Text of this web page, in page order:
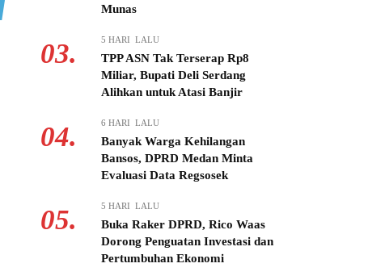
Munas
03. 5 HARI LALU
TPP ASN Tak Terserap Rp8
Miliar, Bupati Deli Serdang
Alihkan untuk Atasi Banjir
04. 6 HARI LALU
Banyak Warga Kehilangan
Bansos, DPRD Medan Minta
Evaluasi Data Regsosek
05. 5 HARI LALU
Buka Raker DPRD, Rico Waas
Dorong Penguatan Investasi dan
Pertumbuhan Ekonomi